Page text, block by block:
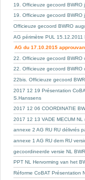
19. Officieuze gecoord BWRO
19. Officieuze gecoord BWRO
Officieuze gecoord BWRO
AG périmètre PUL 15.12.2011
AG du 17.10.2015
22. Officieuze gecoord BWRO
22. Officieuze gecoord BWRO
22bis. Officieuze gecoord
2017 12 19 Présentation
S.Hanssens
2017 12 06 COORDINATIE
2017 12 13 VADE MECUM
annexe 2 AG RU RU délivrés
annexe 1 AG RU dem RU
gecoordineerde versie NL
PPT NL Hervorming van het
Réforme CoBAT Présentation